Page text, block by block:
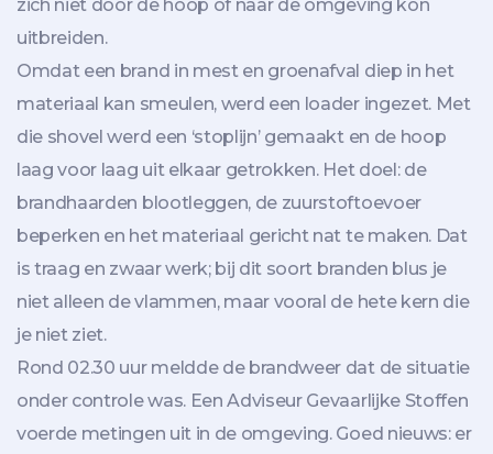
zich niet door de hoop of naar de omgeving kon
uitbreiden.
Omdat een brand in mest en groenafval diep in het
materiaal kan smeulen, werd een loader ingezet. Met
die shovel werd een ‘stoplijn’ gemaakt en de hoop
laag voor laag uit elkaar getrokken. Het doel: de
brandhaarden blootleggen, de zuurstoftoevoer
beperken en het materiaal gericht nat te maken. Dat
is traag en zwaar werk; bij dit soort branden blus je
niet alleen de vlammen, maar vooral de hete kern die
je niet ziet.
Rond 02.30 uur meldde de brandweer dat de situatie
onder controle was. Een Adviseur Gevaarlijke Stoffen
voerde metingen uit in de omgeving. Goed nieuws: er